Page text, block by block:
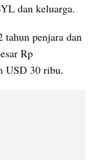
dan keluarga.
tahun penjara dan
Rp
USD 30 ribu.